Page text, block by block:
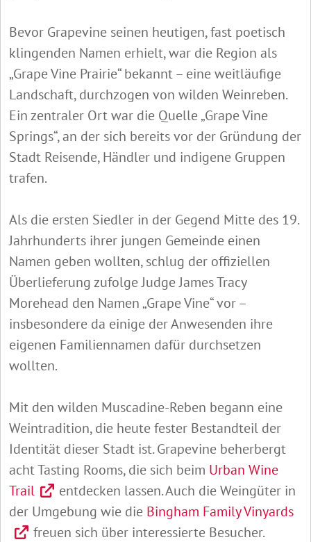
Bevor Grapevine seinen heutigen, fast poetisch
klingenden Namen erhielt, war die Region als
„Grape Vine Prairie“ bekannt – eine weitläufige
Landschaft, durchzogen von wilden Weinreben.
Ein zentraler Ort war die Quelle „Grape Vine
Springs“, an der sich bereits vor der Gründung der
Stadt Reisende, Händler und indigene Gruppen
trafen.
Als die ersten Siedler in der Gegend Mitte des 19.
Jahrhunderts ihrer jungen Gemeinde einen
Namen geben wollten, schlug der offiziellen
Überlieferung zufolge Judge James Tracy
Morehead den Namen „Grape Vine“ vor –
insbesondere da einige der Anwesenden ihre
eigenen Familiennamen dafür durchsetzen
wollten.
Mit den wilden Muscadine-Reben begann eine
Weintradition, die heute fester Bestandteil der
Identität dieser Stadt ist. Grapevine beherbergt
acht Tasting Rooms, die sich beim Urban Wine
Trail
entdecken lassen. Auch die Weingüter in
der Umgebung wie die Bingham Family Vinyards
freuen sich über interessierte Besucher.